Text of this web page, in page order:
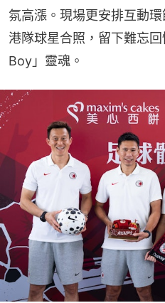
氛高漲。現場更安排互動
港隊球星合照，留下難忘
Boy」靈魂。